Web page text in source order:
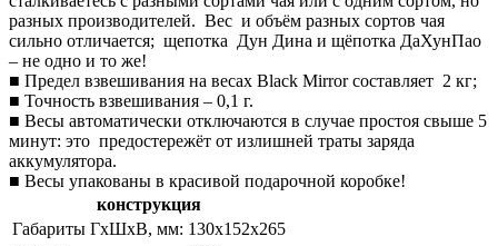
разных производителей. Вес и объём разных сортов чая
сильно отличается; щепотка Дун Дина и щёпотка ДаХунПао
– не одно и то же!
■ Предел взвешивания на весах Black Mirror составляет 2 кг;
■ Точность взвешивания – 0,1 г.
■ Весы автоматически отключаются в случае простоя свыше 5
минут: это предостережёт от излишней траты заряда
аккумулятора.
■ Весы упакованы в красивой подарочной коробке!
конструкция
Габариты ГхШхВ, мм: 130х152х265